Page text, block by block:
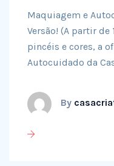
Maquiagem e
Versão! (A partir
pincéis e cores, a
Autocuidado da
By